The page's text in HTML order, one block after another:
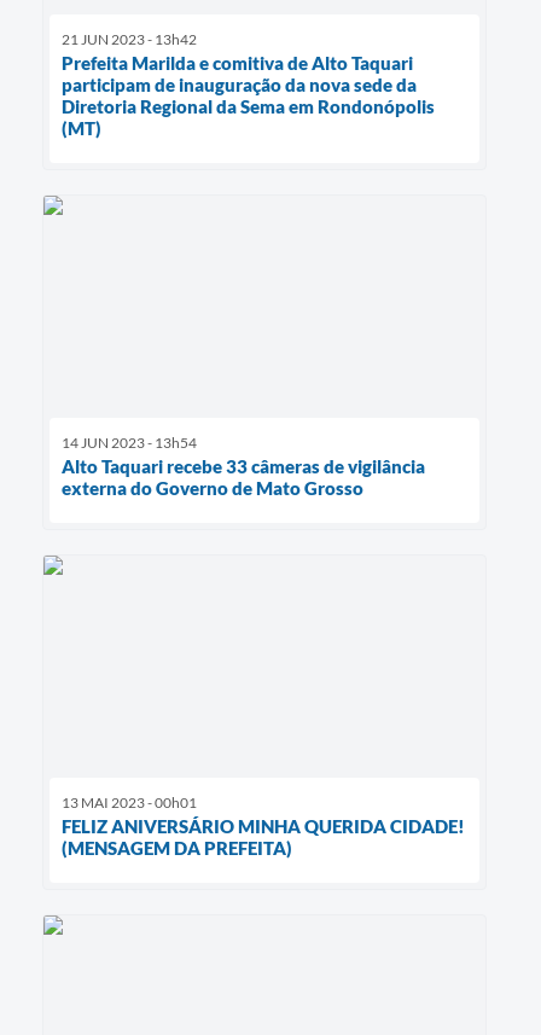
21 JUN 2023 - 13h42
Prefeita Marilda e comitiva de Alto Taquari
participam de inauguração da nova sede da
Diretoria Regional da Sema em Rondonópolis
(MT)
14 JUN 2023 - 13h54
Alto Taquari recebe 33 câmeras de vigilância
externa do Governo de Mato Grosso
13 MAI 2023 - 00h01
FELIZ ANIVERSÁRIO MINHA QUERIDA CIDADE!
(MENSAGEM DA PREFEITA)